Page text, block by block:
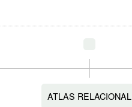
ATLAS RELACIONAL